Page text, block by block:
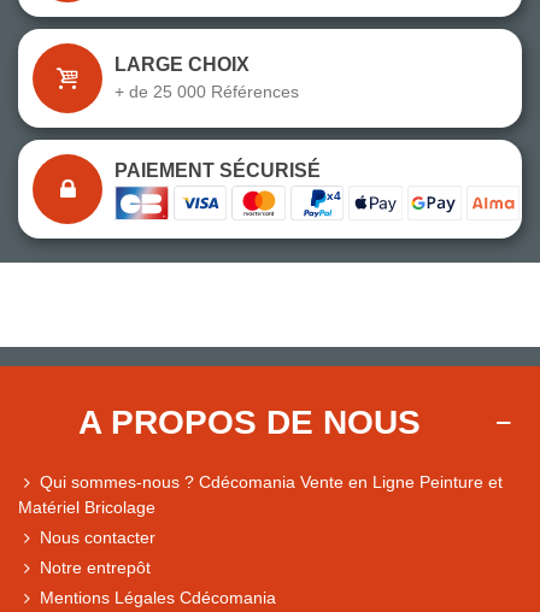
LARGE CHOIX
+ de 25 000 Références
PAIEMENT SÉCURISÉ
A PROPOS DE NOUS
Qui sommes-nous ? Cdécomania Vente en Ligne Peinture et
Matériel Bricolage
Nous contacter
Notre entrepôt
Mentions Légales Cdécomania